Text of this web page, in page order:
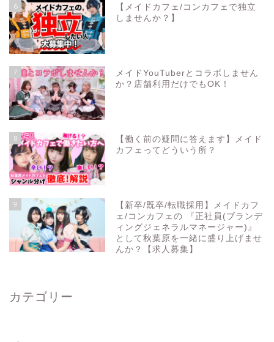
6
【メイドカフェ/コンカフェで独立
しませんか？】
7
メイドYouTuberとコラボしません
か？店舗利用だけでもOK！
8
【働く前の疑問に答えます】メイド
カフェってどういう所？
9
【新卒/既卒/転職採用】メイドカフ
ェ/コンカフェの 『正社員(ブランデ
ィングジェネラルマネージャー)』
として秋葉原を一緒に盛り上げませ
んか？【求人募集】
カテゴリー